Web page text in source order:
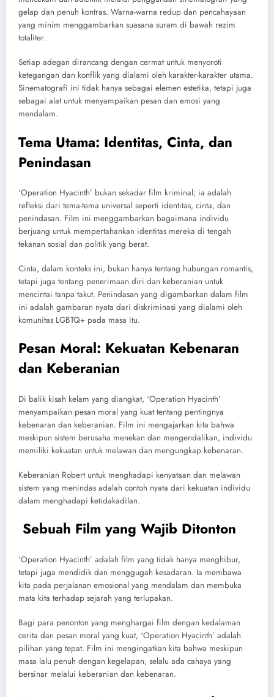
gelap dan penuh kontras. Warna-warna redup dan pencahayaan
yang minim menggambarkan suasana suram di bawah rezim
totaliter.
Setiap adegan dirancang dengan cermat untuk menyoroti
ketegangan dan konflik yang dialami oleh karakter-karakter utama.
Sinematografi ini tidak hanya sebagai elemen estetika, tetapi juga
sebagai alat untuk menyampaikan pesan dan emosi yang
mendalam.
Tema Utama: Identitas, Cinta, dan
Penindasan
‘Operation Hyacinth’ bukan sekadar film kriminal; ia adalah
refleksi dari tema-tema universal seperti identitas, cinta, dan
penindasan. Film ini menggambarkan bagaimana individu
berjuang untuk mempertahankan identitas mereka di tengah
tekanan sosial dan politik yang berat.
Cinta, dalam konteks ini, bukan hanya tentang hubungan romantis,
tetapi juga tentang penerimaan diri dan keberanian untuk
mencintai tanpa takut. Penindasan yang digambarkan dalam film
ini adalah gambaran nyata dari diskriminasi yang dialami oleh
komunitas LGBTQ+ pada masa itu.
Pesan Moral: Kekuatan Kebenaran
dan Keberanian
Di balik kisah kelam yang diangkat, ‘Operation Hyacinth’
menyampaikan pesan moral yang kuat tentang pentingnya
kebenaran dan keberanian. Film ini mengajarkan kita bahwa
meskipun sistem berusaha menekan dan mengendalikan, individu
memiliki kekuatan untuk melawan dan mengungkap kebenaran.
Keberanian Robert untuk menghadapi kenyataan dan melawan
sistem yang menindas adalah contoh nyata dari kekuatan individu
dalam menghadapi ketidakadilan.
Sebuah Film yang Wajib Ditonton
‘Operation Hyacinth’ adalah film yang tidak hanya menghibur,
tetapi juga mendidik dan menggugah kesadaran. Ia membawa
kita pada perjalanan emosional yang mendalam dan membuka
mata kita terhadap sejarah yang terlupakan.
Bagi para penonton yang menghargai film dengan kedalaman
cerita dan pesan moral yang kuat, ‘Operation Hyacinth’ adalah
pilihan yang tepat. Film ini mengingatkan kita bahwa meskipun
masa lalu penuh dengan kegelapan, selalu ada cahaya yang
bersinar melalui keberanian dan kebenaran.